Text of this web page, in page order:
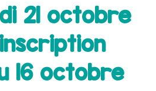
21 octobre
inscription
16 octobre